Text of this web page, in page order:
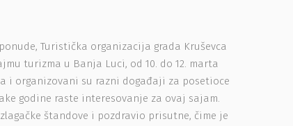
Turistička organizacija grada Kruševca
turizma u Banja Luci, od 10. do 12. marta
i organizovani su razni događaji za posetioce
godine raste interesovanje za ovaj sajam.
štandove i pozdravio prisutne, čime je